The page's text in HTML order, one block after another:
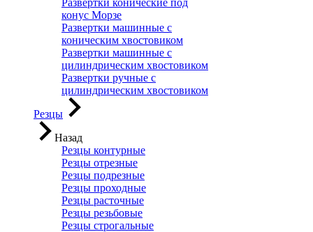
Развертки конические под
конус Морзе
Развертки машинные с
коническим хвостовиком
Развертки машинные с
цилиндрическим хвостовиком
Развертки ручные с
цилиндрическим хвостовиком
Резцы
Назад
Резцы контурные
Резцы отрезные
Резцы подрезные
Резцы проходные
Резцы расточные
Резцы резьбовые
Резцы строгальные